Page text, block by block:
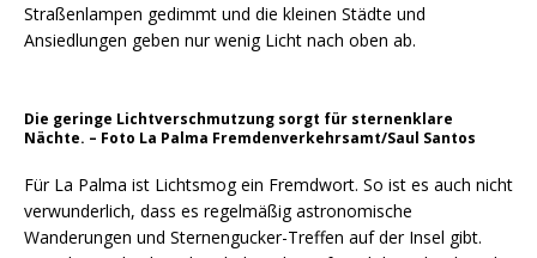
Straßenlampen gedimmt und die kleinen Städte und
Ansiedlungen geben nur wenig Licht nach oben ab.
Die geringe Lichtverschmutzung sorgt für sternenklare
Nächte. – Foto La Palma Fremdenverkehrsamt/Saul Santos
Für La Palma ist Lichtsmog ein Fremdwort. So ist es auch nicht
verwunderlich, dass es regelmäßig astronomische
Wanderungen und Sternengucker-Treffen auf der Insel gibt.